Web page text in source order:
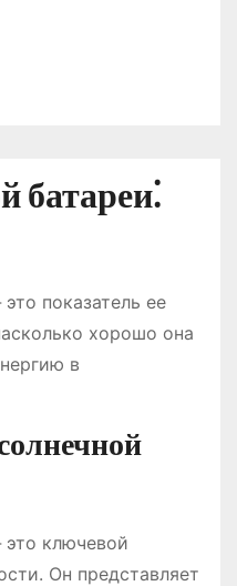
батареи⁚
показатель ее
хорошо она
в
ключевой
Он представляет